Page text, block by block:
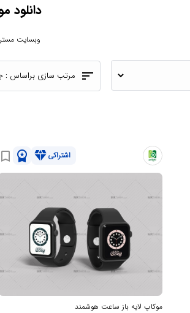
دانلود
وبسایت
sort مرتب سازی براساس :
اشتراکیdiamond
workspace_premium
bookmark_border
موکاپ لایه باز ساعت هوشمند